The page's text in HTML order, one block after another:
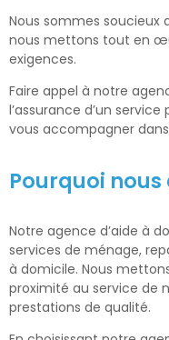
Nous sommes soucieux
nous mettons tout en
exigences.
Faire appel à notre
l’assurance d’un
vous accompagner
Pourquoi nous
Notre agence d’aide à
services de ménage,
à domicile. Nous
proximité au service de
prestations de qualité.